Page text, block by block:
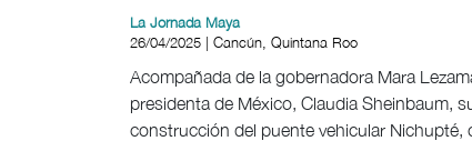
La Jornada Maya
26/04/2025 | Cancún, Quintana Roo
Acompañada de la gobernadora Mara
presidenta de México, Claudia Sheinbaum,
construcción del puente vehicular Nichupté,